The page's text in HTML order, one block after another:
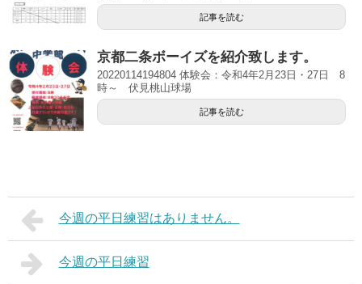
記事を読む
京都二条ボーイズを紹介致します。
20220114194804 体験会：令和4年2月23日・27日 8
時～ 伏見桃山球場
記事を読む
今週の平日練習はありません。
今週の平日練習